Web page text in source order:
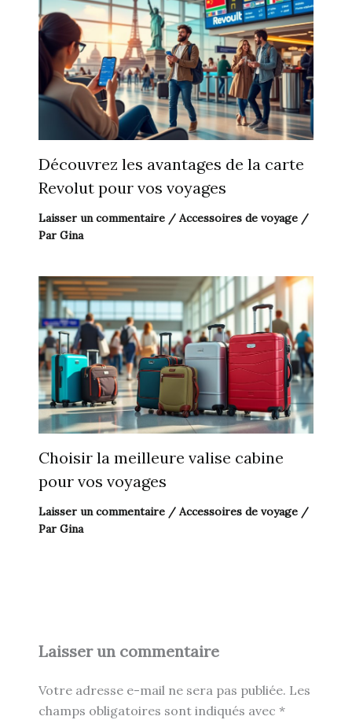
Découvrez les avantages de la carte
Revolut pour vos voyages
Laisser un commentaire / Accessoires de voyage/
Par Gina
Choisir la meilleure valise cabine
pour vos voyages
Laisser un commentaire / Accessoires de voyage/
Par Gina
Laisser un commentaire
Votre adresse e-mail ne sera pas publiée. Les
champs obligatoires sont indiqués avec *